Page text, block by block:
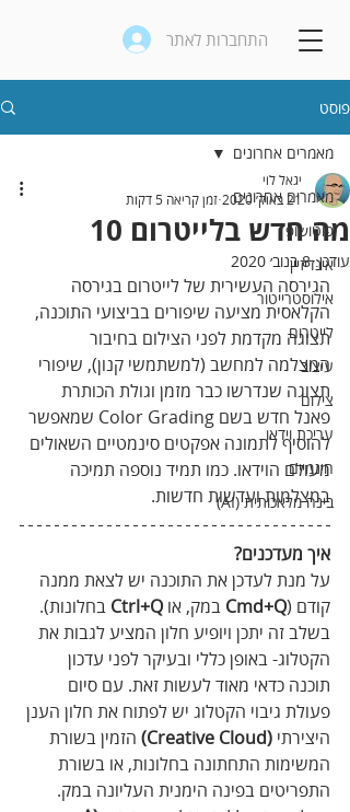
התחברות לאתר
פוסט
מאמרים אחרונים
פוטושופ
אינדיזיין
אילוסטרייטור
לייטרום
עיצוב
צילום
עריכת וידאו
חינמיים
בינה מלאכותית (AI)
מאמרים אחרונים
מה חדש בלייטרום 10
יגאל לוי
21 באוק׳ 2020
זמן קריאה 5 דקות
עודכן:8 בנוב׳ 2020
הגירסה העשירית של לייטרום בגירסה
הקלאסית מציעה שיפורים בביצועי התוכנה,
תצוגה מקדמת לפני הצילום בחיבור
המצלמה למחשב (למשתמשי קנון), שיפורי
תצוגה שנדרשו כבר מזמן וגולת הכותרת
פאנל חדש בשם Color Grading שמאפשר
להוסיף לתמונה אפקטים סינמטיים השאולים
מעולם הוידאו. כמו תמיד נוספה תמיכה
במצלמות ועדשות חדשות.
איך מעדכנים?
על מנת לעדכן את התוכנה יש לצאת ממנה
קודם (Cmd+Q במק, או Ctrl+Q בחלונות).
בשלב זה יתכן ויופיע חלון המציע לגבות את
הקטלוג- באופן כללי ובעיקר לפני עדכון
תוכנה כדאי מאוד לעשות זאת. עם סיום
פעולת גיבוי הקטלוג יש לפתוח את חלון הענן
היצירתי (Creative Cloud)
הזמין בשורת
המשימות התחתונה בחלונות, או בשורת
התפריטים בפינה הימנית העליונה במק.